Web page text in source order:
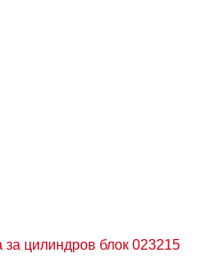
цилиндров блок 023215